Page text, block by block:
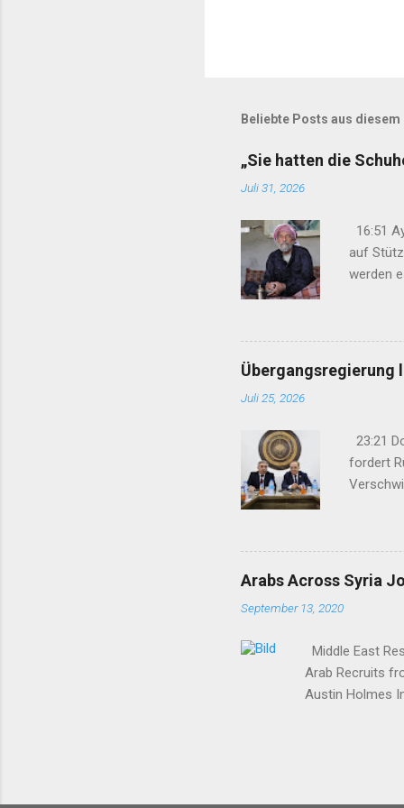
Beliebte Posts aus diesem
„Sie hatten die
Juli 31, 2026
16:51
auf
werden
Übergangsregierung
Juli 25, 2026
23:21
fordert
in
Arabs Across Syria
September 13, 2020
Middle East
Arab Recruits
Austin Holmes
Syria to turn
Surrounded by